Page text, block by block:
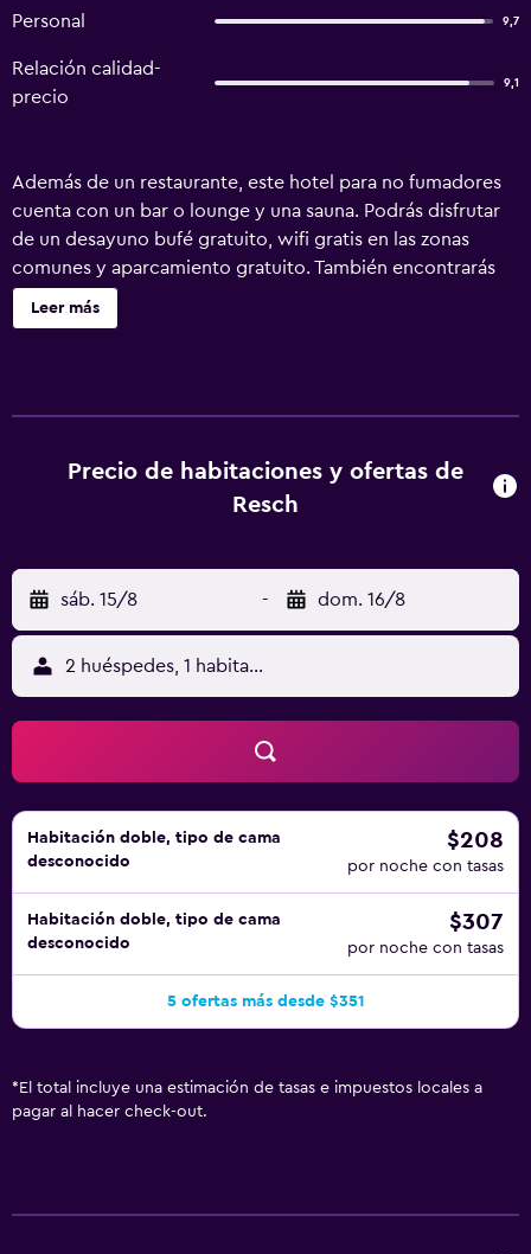
Personal 9,7
Relación calidad-
precio
9,1
Además de un restaurante, este hotel para no fumadores
cuenta con un bar o lounge y una sauna. Podrás disfrutar
de un desayuno bufé gratuito, wifi gratis en las zonas
comunes y aparcamiento gratuito. También encontrarás
asistencia turística y para la compra de entradas, un jardín
y una caja fuerte en la recepción. Resch ofrece 21
baños están equipados con artículos de higiene personal
gratuitos y secador de pelo. Este hotel en Kitzbühel
cama hipoalergénicos. Los servicios de ocio y
esparcimiento en este hotel incluyen sauna. Se pueden
practicar las actividades de ocio y esparcimiento que se
indican más abajo en las instalaciones o cerca del
alojamiento (es posible que se aplique un recargo).
Leer más
Precio de habitaciones y ofertas de
Resch
sáb. 15/8 - dom. 16/8
2 huéspedes, 1 habitación
Habitación doble, tipo de cama
desconocido
$208
por noche con tasas
Habitación doble, tipo de cama
desconocido
$307
por noche con tasas
5 ofertas más desde $351
* El total incluye una estimación de tasas e impuestos locales a
pagar al hacer check-out.